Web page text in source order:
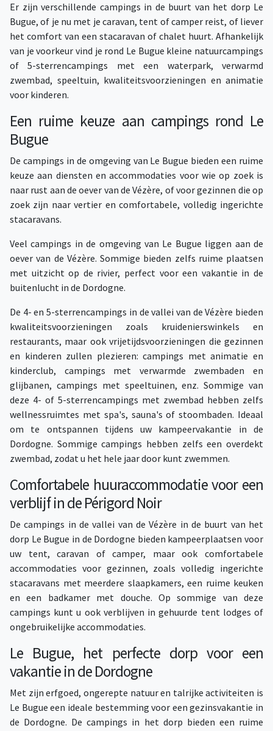
Er zijn verschillende campings in de buurt van het dorp Le
Bugue, of je nu met je caravan, tent of camper reist, of liever
het comfort van een stacaravan of chalet huurt. Afhankelijk
van je voorkeur vind je rond Le Bugue kleine natuurcampings
of 5-sterrencampings met een waterpark, verwarmd
zwembad, speeltuin, kwaliteitsvoorzieningen en animatie
voor kinderen.
Een ruime keuze aan campings rond Le
Bugue
De campings in de omgeving van Le Bugue bieden een ruime
keuze aan diensten en accommodaties voor wie op zoek is
naar rust aan de oever van de Vézère, of voor gezinnen die op
zoek zijn naar vertier en comfortabele, volledig ingerichte
stacaravans.
Veel campings in de omgeving van Le Bugue liggen aan de
oever van de Vézère. Sommige bieden zelfs ruime plaatsen
met uitzicht op de rivier, perfect voor een vakantie in de
buitenlucht in de Dordogne.
De 4- en 5-sterrencampings in de vallei van de Vézère bieden
kwaliteitsvoorzieningen zoals kruidenierswinkels en
restaurants, maar ook vrijetijdsvoorzieningen die gezinnen
en kinderen zullen plezieren: campings met animatie en
kinderclub, campings met verwarmde zwembaden en
glijbanen, campings met speeltuinen, enz. Sommige van
deze 4- of 5-sterrencampings met zwembad hebben zelfs
wellnessruimtes met spa's, sauna's of stoombaden. Ideaal
om te ontspannen tijdens uw kampeervakantie in de
Dordogne. Sommige campings hebben zelfs een overdekt
zwembad, zodat u het hele jaar door kunt zwemmen.
Comfortabele huuraccommodatie voor een
verblijf in de Périgord Noir
De campings in de vallei van de Vézère in de buurt van het
dorp Le Bugue in de Dordogne bieden kampeerplaatsen voor
uw tent, caravan of camper, maar ook comfortabele
accommodaties voor gezinnen, zoals volledig ingerichte
stacaravans met meerdere slaapkamers, een ruime keuken
en een badkamer met douche. Op sommige van deze
campings kunt u ook verblijven in gehuurde tent lodges of
ongebruikelijke accommodaties.
Le Bugue, het perfecte dorp voor een
vakantie in de Dordogne
Met zijn erfgoed, ongerepte natuur en talrijke activiteiten is
Le Bugue een ideale bestemming voor een gezinsvakantie in
de Dordogne. De campings in het dorp bieden een ruime